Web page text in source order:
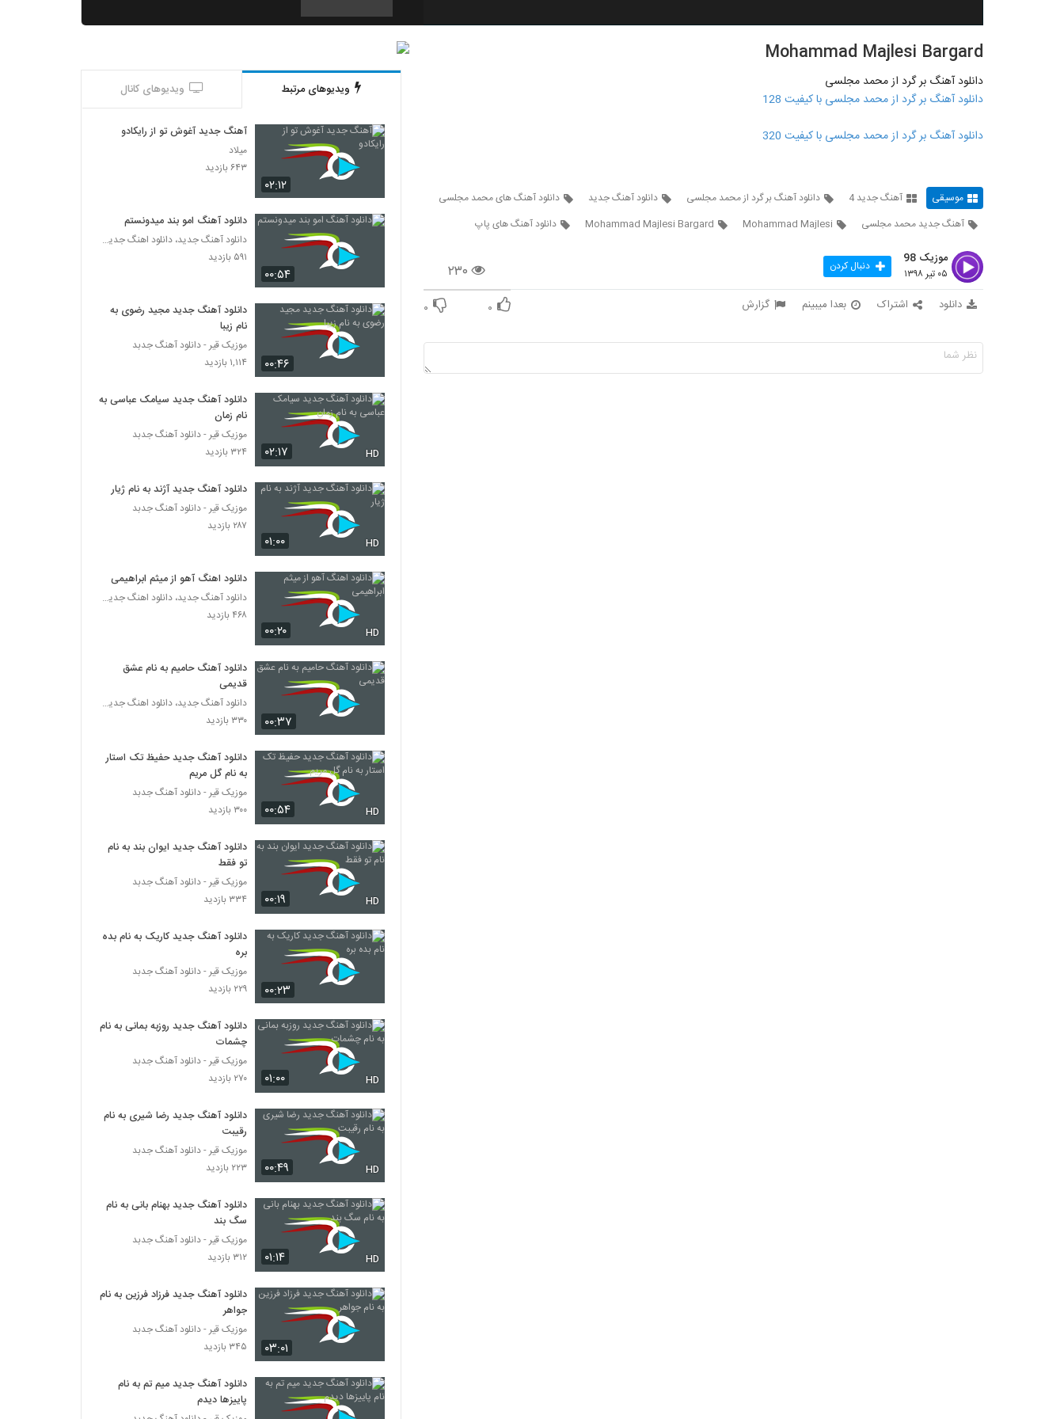
4292
دانلود آهنگ مصطفی شریفی دو دلی (به همراه
امیر سهرابی) (Mostafa Sharifi 2 Deli)
۲۴۰ بازدید
دانلود آهنگ چیه فردام از حمید امینی
۲۴۵ بازدید
آهنگ حسین سرکش بنام پر کردم
۲۹۶ بازدید
۲۲۴ بازدید
دانلود آهنگ بلای دل از کوروش توحدی
۳۰۷ بازدید
آهنگ علی تیرمایه بنام علاقه
دانلود آهنگ حمید فتح الله زاده آیون
۲۵۳ بازدید
آهنگ زندونی از احسان سر کرده(پاپ)
آهنگ برگرد از اهورا جاوید(پاپ)
۲۷۴ بازدید
دانلود آهنگ احساس بد از حمید رضا رضایی
۳۱۲ بازدید
نرو
۲۹۸ بازدید
Mohamadi Raft)
Saavar Sigar)
۳۱۰ بازدید
دانلود آهنگ دردانه از رضا نصیری
۳۶۱ بازدید
دانلود آهنگ جدید و زیبای داود حیدریان با نام
تو که باشی (به همراه تو که باشی)
۳۱۱ بازدید
Mohammad Roya Ke Chi Beshe
۲۷۶ بازدید
سیاوش بکایی آهنگ قطار
۳۱۳ بازدید
آهنگ ای کاش از مجتبی اوز(پاپ)
۲۶۸ بازدید
Mohammad Bakhtiyari Divoone Var
آهنگ مهدی محمدولی بنام حیف
۲۹۵ بازدید
Arman Azmand Baziche
۲۸۸ بازدید
Mohammad Majlesi Bargard
دانلود آهنگ بر گرد از محمد مجلسی
دانلود آهنگ بر گرد از محمد مجلسی با کیفیت 128
دانلود آهنگ بر گرد از محمد مجلسی با کیفیت 320
موسیقی آهنگ جدید 4 دانلود آهنگ بر گرد از محمد مجلسی دانلود آهنگ جدید
دانلود آهنگ های محمد مجلسی
آهنگ جدید محمد مجلسی
Mohammad Majlesi
Mohammad Majlesi Bargard دانلود آهنگ های پاپ
۲۳۰
موزیک 98
۰۵ تیر ۱۳۹۸ دنبال کردن
دانلود اشتراک بعدا میبینم گزارش ۰ ۰
ویدیوهای مرتبط ویدیوهای کانال
۰۲:۱۲
آهنگ جدید آغوش تو از رایکادو
میلاد
۶۴۳ بازدید
۰۰:۵۴
دانلود آهنگ امو بند میدونستم
دانلود آهنگ جدید، دانلود اهنگ جدید ایرانی
۵۹۱ بازدید
۰۰:۴۶
دانلود آهنگ جدید مجید رضوی به
نام زیبا
موزیک قیر - دانلود آهنگ جدبد
۱,۱۱۴ بازدید
۰۲:۱۷ HD
دانلود آهنگ جدید سیامک عباسی به
نام زمان
موزیک قیر - دانلود آهنگ جدبد
۳۲۴ بازدید
۰۱:۰۰ HD
دانلود آهنگ جدید آژند به نام ژیار
موزیک قیر - دانلود آهنگ جدبد
۲۸۷ بازدید
۰۰:۲۰ HD
دانلود اهنگ آهو از میثم ابراهیمی
دانلود آهنگ جدید، دانلود اهنگ جدید ایرانی
۴۶۸ بازدید
۰۰:۳۷
دانلود آهنگ حامیم به نام عشق
قدیمی
دانلود آهنگ جدید، دانلود اهنگ جدید ایرانی
۳۳۰ بازدید
۰۰:۵۴ HD
دانلود آهنگ جدید حفیظ تک استار
به نام گل مریم
موزیک قیر - دانلود آهنگ جدبد
۳۰۰ بازدید
۰۰:۱۹ HD
دانلود آهنگ جدید ایوان بند به نام
تو فقط
موزیک قیر - دانلود آهنگ جدبد
۳۳۴ بازدید
۰۰:۲۳
دانلود آهنگ جدید کاریک به نام بده
بره
موزیک قیر - دانلود آهنگ جدبد
۲۲۹ بازدید
۰۱:۰۰ HD
دانلود آهنگ جدید روزبه بمانی به نام
چشمات
موزیک قیر - دانلود آهنگ جدبد
۲۷۰ بازدید
۰۰:۴۹ HD
دانلود آهنگ جدید رضا شیری به نام
رقیبت
موزیک قیر - دانلود آهنگ جدبد
۲۲۳ بازدید
۰۱:۱۴ HD
دانلود آهنگ جدید بهنام بانی به نام
سگ بند
موزیک قیر - دانلود آهنگ جدبد
۳۱۲ بازدید
۰۳:۰۱
دانلود آهنگ جدید فرزاد فرزین به نام
جواهر
موزیک قیر - دانلود آهنگ جدبد
۳۴۵ بازدید
دانلود آهنگ جدید میم تم به نام
پاییزها دیدم